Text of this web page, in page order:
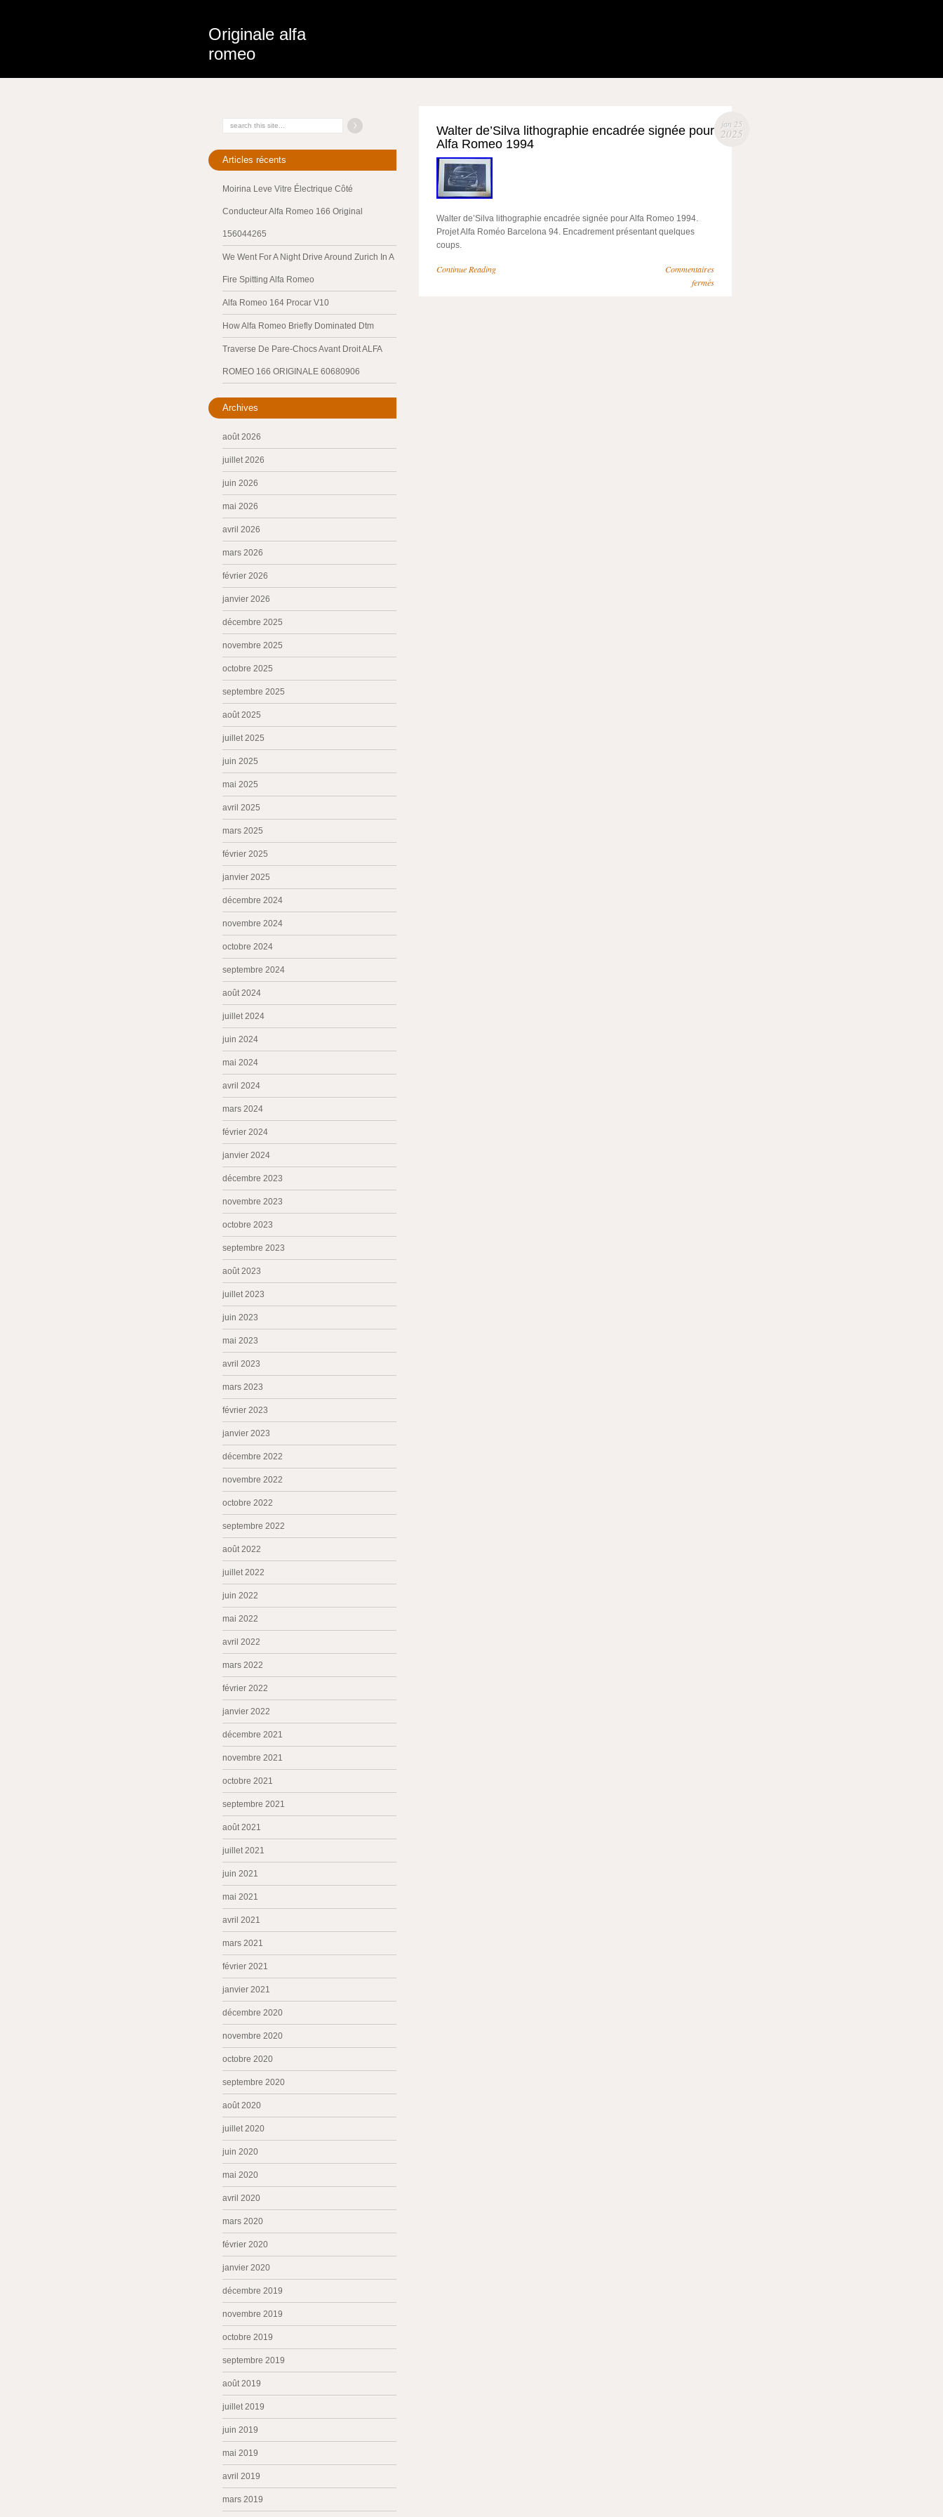
Originale alfa
romeo
jan 25
2025
Walter de’Silva lithographie encadrée signée pour
Alfa Romeo 1994
Walter de’Silva lithographie encadrée signée pour Alfa Romeo 1994.
Projet Alfa Roméo Barcelona 94. Encadrement présentant quelques
coups.
Continue Reading
Commentaires
fermés
Articles récents
Moirina Leve Vitre Électrique Côté
Conducteur Alfa Romeo 166 Original
156044265
We Went For A Night Drive Around Zurich In A
Fire Spitting Alfa Romeo
Alfa Romeo 164 Procar V10
How Alfa Romeo Briefly Dominated Dtm
Traverse De Pare-Chocs Avant Droit ALFA
ROMEO 166 ORIGINALE 60680906
Archives
août 2026
juillet 2026
juin 2026
mai 2026
avril 2026
mars 2026
février 2026
janvier 2026
décembre 2025
novembre 2025
octobre 2025
septembre 2025
août 2025
juillet 2025
juin 2025
mai 2025
avril 2025
mars 2025
février 2025
janvier 2025
décembre 2024
novembre 2024
octobre 2024
septembre 2024
août 2024
juillet 2024
juin 2024
mai 2024
avril 2024
mars 2024
février 2024
janvier 2024
décembre 2023
novembre 2023
octobre 2023
septembre 2023
août 2023
juillet 2023
juin 2023
mai 2023
avril 2023
mars 2023
février 2023
janvier 2023
décembre 2022
novembre 2022
octobre 2022
septembre 2022
août 2022
juillet 2022
juin 2022
mai 2022
avril 2022
mars 2022
février 2022
janvier 2022
décembre 2021
novembre 2021
octobre 2021
septembre 2021
août 2021
juillet 2021
juin 2021
mai 2021
avril 2021
mars 2021
février 2021
janvier 2021
décembre 2020
novembre 2020
octobre 2020
septembre 2020
août 2020
juillet 2020
juin 2020
mai 2020
avril 2020
mars 2020
février 2020
janvier 2020
décembre 2019
novembre 2019
octobre 2019
septembre 2019
août 2019
juillet 2019
juin 2019
mai 2019
avril 2019
mars 2019